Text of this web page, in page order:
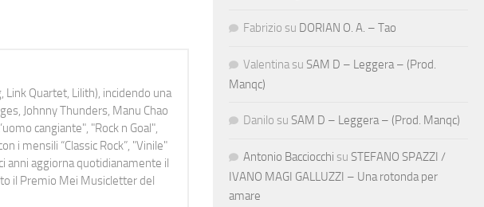
Quartet, Lilith), incidendo una
Johnny Thunders, Manu Chao
cangiante", "Rock n Goal",
i mensili “Classic Rock”, "Vinile"
anni aggiorna quotidianamente il
il Premio Mei Musicletter del
Fabrizio su DORIAN O. A. – Tao
Valentina su SAM D – Leggera – (Prod.
Manqc)
Danilo su SAM D – Leggera – (Prod. Manqc)
Antonio Bacciocchi su STEFANO SPAZZI /
IVANO MAGI GALLUZZI – Una rotonda per
amare